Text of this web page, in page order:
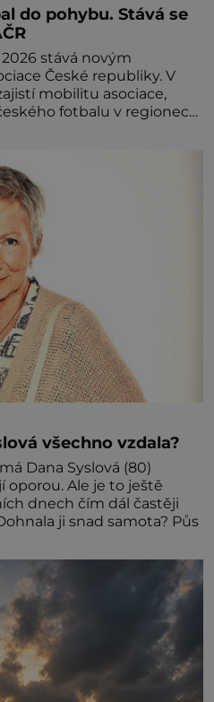
do pohybu. Stává se
stává novým
České republiky. V
mobilitu asociace,
fotbalu v regionech.
všechno vzdala?